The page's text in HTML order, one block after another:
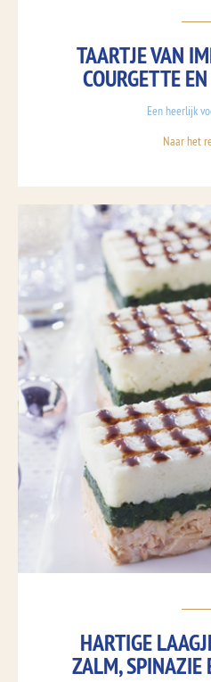
TAARTJE VAN
COURGETTE
Een heerlijk
Naar het
HARTIGE
ZALM, SPINAZIE